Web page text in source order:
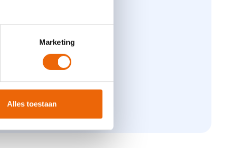
Marketing
Alles toestaan
aangesloten
doen